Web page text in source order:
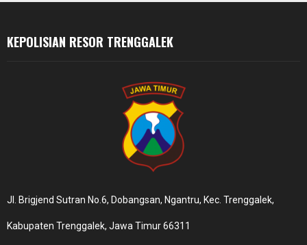
KEPOLISIAN RESOR TRENGGALEK
Jl. Brigjend Sutran No.6, Dobangsan, Ngantru, Kec. Trenggalek,
Kabupaten Trenggalek, Jawa Timur 66311